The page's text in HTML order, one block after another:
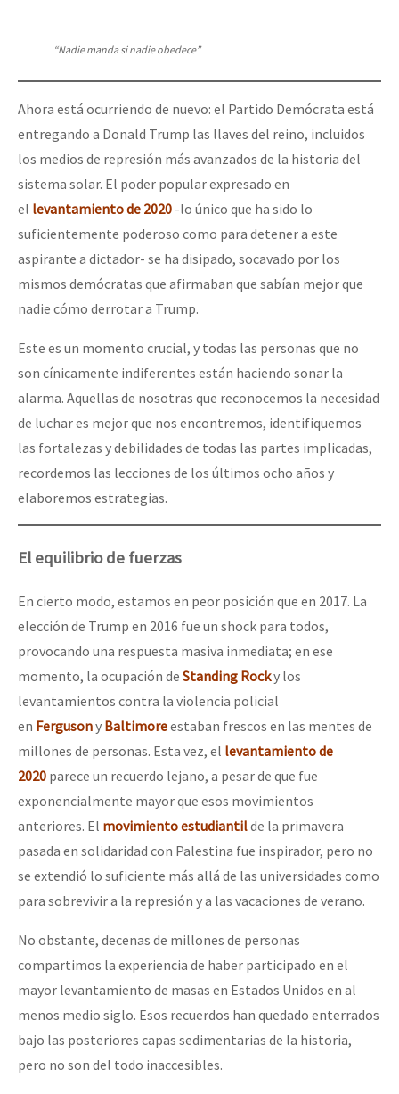
“Nadie manda si nadie obedece”
Ahora está ocurriendo de nuevo: el Partido Demócrata está
entregando a Donald Trump las llaves del reino, incluidos
los medios de represión más avanzados de la historia del
sistema solar. El poder popular expresado en
el levantamiento de 2020 -lo único que ha sido lo
suficientemente poderoso como para detener a este
aspirante a dictador- se ha disipado, socavado por los
mismos demócratas que afirmaban que sabían mejor que
nadie cómo derrotar a Trump.
Este es un momento crucial, y todas las personas que no
son cínicamente indiferentes están haciendo sonar la
alarma. Aquellas de nosotras que reconocemos la necesidad
de luchar es mejor que nos encontremos, identifiquemos
las fortalezas y debilidades de todas las partes implicadas,
recordemos las lecciones de los últimos ocho años y
elaboremos estrategias.
El equilibrio de fuerzas
En cierto modo, estamos en peor posición que en 2017. La
elección de Trump en 2016 fue un shock para todos,
provocando una respuesta masiva inmediata; en ese
momento, la ocupación de Standing Rocky los
levantamientos contra la violencia policial
en Fergusony Baltimoreestaban frescos en las mentes de
millones de personas. Esta vez, el levantamiento de
2020 parece un recuerdo lejano, a pesar de que fue
exponencialmente mayor que esos movimientos
anteriores. El movimiento estudiantilde la primavera
pasada en solidaridad con Palestina fue inspirador, pero no
se extendió lo suficiente más allá de las universidades como
para sobrevivir a la represión y a las vacaciones de verano.
No obstante, decenas de millones de personas
compartimos la experiencia de haber participado en el
mayor levantamiento de masas en Estados Unidos en al
menos medio siglo. Esos recuerdos han quedado enterrados
bajo las posteriores capas sedimentarias de la historia,
pero no son del todo inaccesibles.